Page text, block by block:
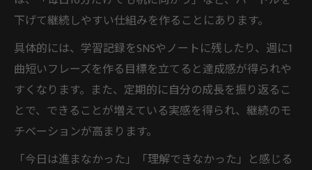
下げて継続しやすい仕組みを作ることにあります。
具体的には、学習記録をSNSやノートに残したり、週に1
曲短いフレーズを作る目標を立てると達成感が得られや
すくなります。また、定期的に自分の成長を振り返るこ
とで、できることが増えている実感を得られ、継続のモ
チベーションが高まります。
「今日は進まなかった」「理解できなかった」と感じる